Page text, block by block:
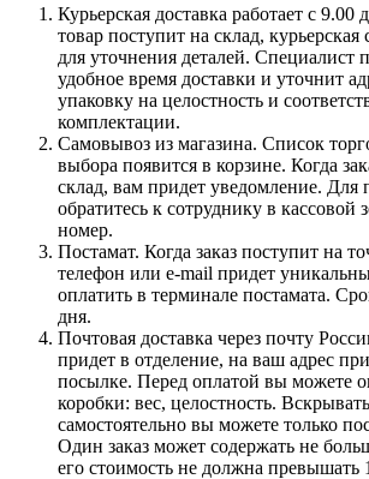
Курьерская доставка работает с 9.00
товар поступит на склад, курьерская
для уточнения деталей. Специалист
удобное время доставки и уточнит
упаковку на целостность и
комплектации.
Самовывоз из магазина. Список
выбора появится в корзине. Когда
склад, вам придет уведомление. Для
обратитесь к сотруднику в кассовой
номер.
Постамат. Когда заказ поступит на
телефон или e-mail придет
оплатить в терминале постамата.
дня.
Почтовая доставка через почту
придет в отделение, на ваш адрес
посылке. Перед оплатой вы можете
коробки: вес, целостность.
самостоятельно вы можете только
Один заказ может содержать не
его стоимость не должна превышать